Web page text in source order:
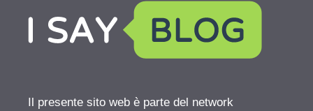
Il presente sito web è parte del network